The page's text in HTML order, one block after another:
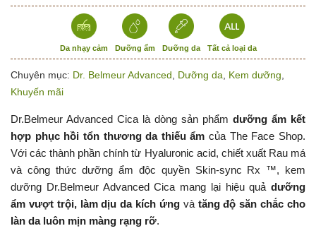
Da nhạy cảm Dưỡng ẩm Dưỡng da Tất cả loại da
Chuyên mục: Dr. Belmeur Advanced Dưỡng da Kem dưỡng
Khuyến mãi
Dr.Belmeur Advanced Cica là dòng sản phẩm dưỡng ẩm kết
hợp phục hồi tổn thương da thiếu ẩm của The Face Shop.
Với các thành phần chính từ Hyaluronic acid, chiết xuất Rau má
và công thức dưỡng ẩm độc quyền Skin-sync Rx ™, kem
dưỡng Dr.Belmeur Advanced Cica mang lại hiệu quả dưỡng
ẩm vượt trội, làm dịu da kích ứngvà tăng độ săn chắc cho
làn da luôn mịn màng rạng rỡ.